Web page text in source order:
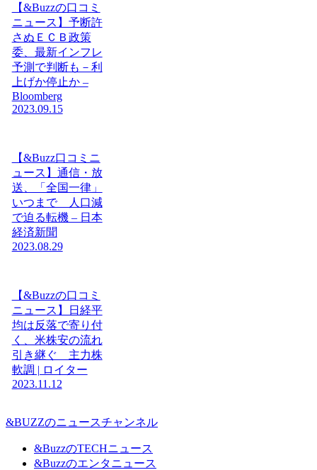
【&Buzzの口コミ
ニュース】予断許
さぬＥＣＢ政策
委、最新インフレ
予測で判断も－利
上げか停止か –
Bloomberg
2023.09.15
【&Buzz口コミニ
ュース】通信・放
送、「全国一律」
いつまで 人口減
で迫る転機 – 日本
経済新聞
2023.08.29
【&Buzzの口コミ
ニュース】日経平
均は反落で寄り付
く、米株安の流れ
引き継ぐ 主力株
軟調 | ロイター
2023.11.12
&BUZZのニュースチャンネル
&BuzzのTECHニュース
&Buzzのエンタニュース